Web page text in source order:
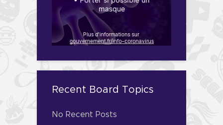
Recent Board Topics
No Recent Posts